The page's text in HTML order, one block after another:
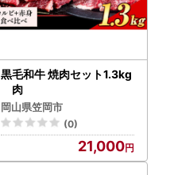
黒毛和牛 焼肉セット1.3kg
肉
岡山県笠岡市
(0)
21,000